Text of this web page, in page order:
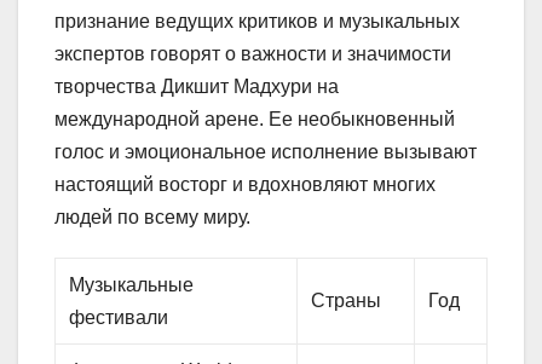
признание ведущих критиков и музыкальных
экспертов говорят о важности и значимости
творчества Дикшит Мадхури на
международной арене. Ее необыкновенный
голос и эмоциональное исполнение вызывают
настоящий восторг и вдохновляют многих
людей по всему миру.
Музыкальные
фестивали
Страны Год